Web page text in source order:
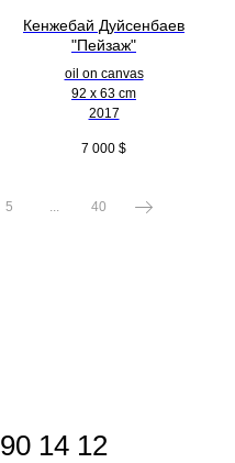
Кенжебай Дуйсенбаев
"Пейзаж"
oil on canvas
92 x 63 cm
2017
7 000 $
5 ... 40
14 12